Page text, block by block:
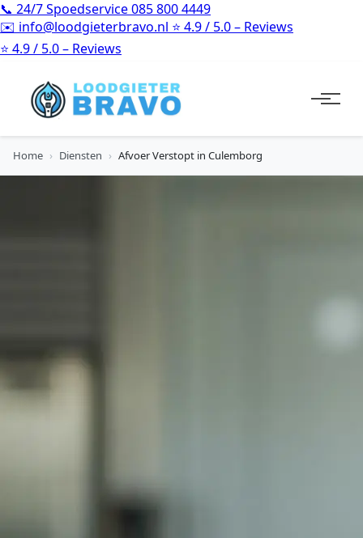
📞 24/7 Spoedservice085 800 4449
✉️ info@loodgieterbravo.nl ⭐ 4.9 / 5.0 – Reviews
⭐ 4.9 / 5.0 – Reviews
Home › Diensten › Afvoer Verstopt in Culemborg